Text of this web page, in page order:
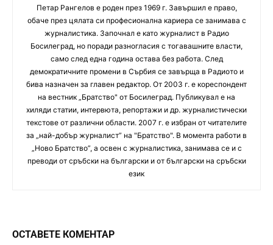
Петaр Рангелов е роден през 1969 г. Завършил е право,
обаче през цялата си професионална кариера се занимава с
журналистика. Започнал е като журналист в Радио
Босилеград, но поради разногласия с тогавашните власти,
само след една година остава без работа. След
демократичните промени в Сърбия се завърща в Радиото и
бива назначен за главен редактор. От 2003 г. е кореспондент
на вестник „Братство" от Босилеград. Публикувал е на
хиляди статии, интервюта, репортажи и др. журналистически
текстове от различни области. 2007 г. е избран от читателите
за „най-добър журналист” на "Братство". В момента работи в
„Ново Братство”, а освен с журналистика, занимава се и с
преводи от сръбски на български и от български на сръбски
език
ОСТАВЕТЕ КОМЕНТАР